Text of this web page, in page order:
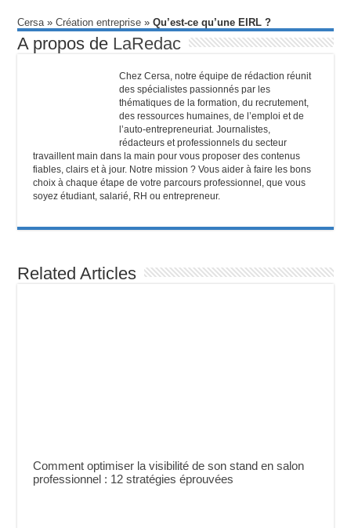
Cersa»Création entreprise »Qu’est-ce qu’une EIRL ?
A propos de LaRedac
Chez Cersa, notre équipe de rédaction réunit
des spécialistes passionnés par les
thématiques de la formation, du recrutement,
des ressources humaines, de l’emploi et de
l’auto-entrepreneuriat. Journalistes,
rédacteurs et professionnels du secteur
travaillent main dans la main pour vous proposer des contenus
fiables, clairs et à jour. Notre mission ? Vous aider à faire les bons
choix à chaque étape de votre parcours professionnel, que vous
soyez étudiant, salarié, RH ou entrepreneur.
Related Articles
Comment optimiser la visibilité de son stand en salon
professionnel : 12 stratégies éprouvées